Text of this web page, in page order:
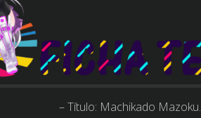
– Título: Machikado Mazoku.